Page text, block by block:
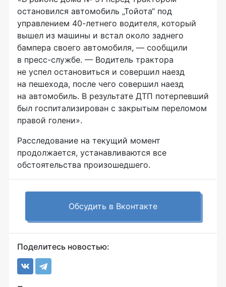
остановился автомобиль „Тойота“ под
управлением 40-летнего водителя, который
вышел из машины и встал около заднего
бампера своего автомобиля, — сообщили
в пресс-службе. — Водитель трактора
не успел остановиться и совершил наезд
на пешехода, после чего совершил наезд
на автомобиль. В результате ДТП потерпевший
был госпитализирован с закрытым переломом
правой голени».
Расследование на текущий момент
продолжается, устанавливаются все
обстоятельства произошедшего.
Обсудить в Вконтакте
Поделитесь новостью: